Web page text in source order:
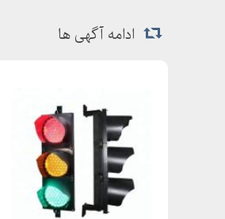
ادامه آگهی ها